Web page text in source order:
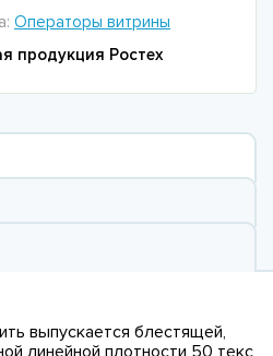
Операторы витрины
продукция Ростех
выпускается блестящей,
линейной плотности 50 текс